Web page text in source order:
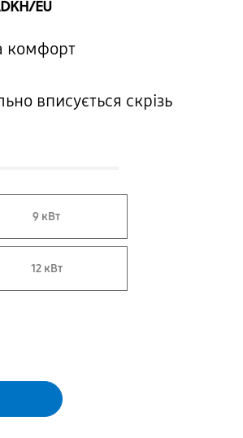
9 кВт
EU
12 кВт
комфорт
вписується скрізь